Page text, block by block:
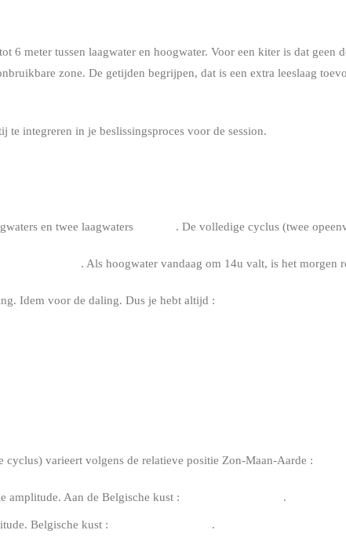
6 meter tussen laagwater en hoogwater. Voor een kiter is dat geen
zone. De getijden begrijpen, dat is een extra leeslaag
te integreren in je beslissingsproces voor de session.
en twee laagwaters . De volledige cyclus (twee
. Als hoogwater vandaag om 14u valt, is het morgen
Idem voor de daling. Dus je hebt altijd :
varieert volgens de relatieve positie Zon-Maan-Aarde :
amplitude. Aan de Belgische kust : .
Belgische kust : .